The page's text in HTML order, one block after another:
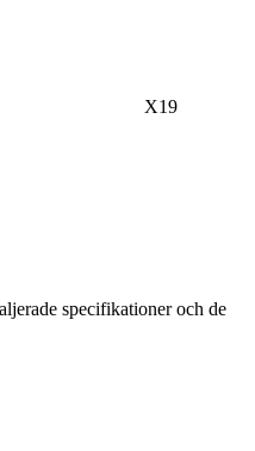
X19
specifikationer och de